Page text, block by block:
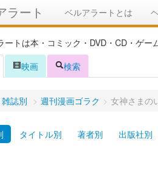
ラート ベルアラートとは
ートは本・コミック・DVD・CD・ゲー
映画 検索
雑誌別 > 週刊漫画ゴラク > 女神さまの
タイトル別 著者別 出版社別